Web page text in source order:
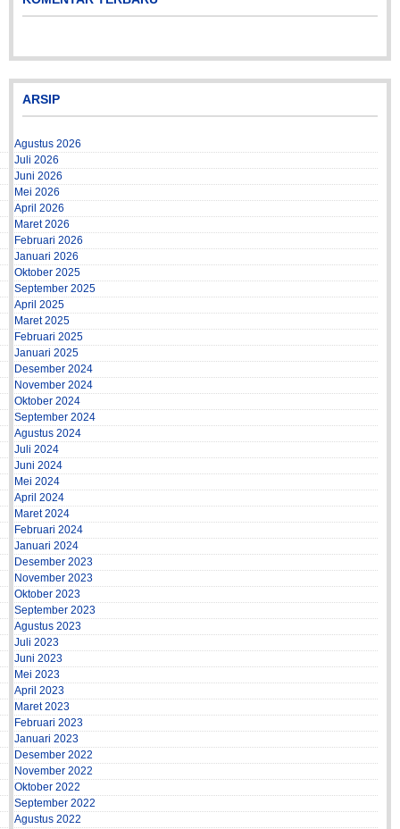
ARSIP
Agustus 2026
Juli 2026
Juni 2026
Mei 2026
April 2026
Maret 2026
Februari 2026
Januari 2026
Oktober 2025
September 2025
April 2025
Maret 2025
Februari 2025
Januari 2025
Desember 2024
November 2024
Oktober 2024
September 2024
Agustus 2024
Juli 2024
Juni 2024
Mei 2024
April 2024
Maret 2024
Februari 2024
Januari 2024
Desember 2023
November 2023
Oktober 2023
September 2023
Agustus 2023
Juli 2023
Juni 2023
Mei 2023
April 2023
Maret 2023
Februari 2023
Januari 2023
Desember 2022
November 2022
Oktober 2022
September 2022
Agustus 2022